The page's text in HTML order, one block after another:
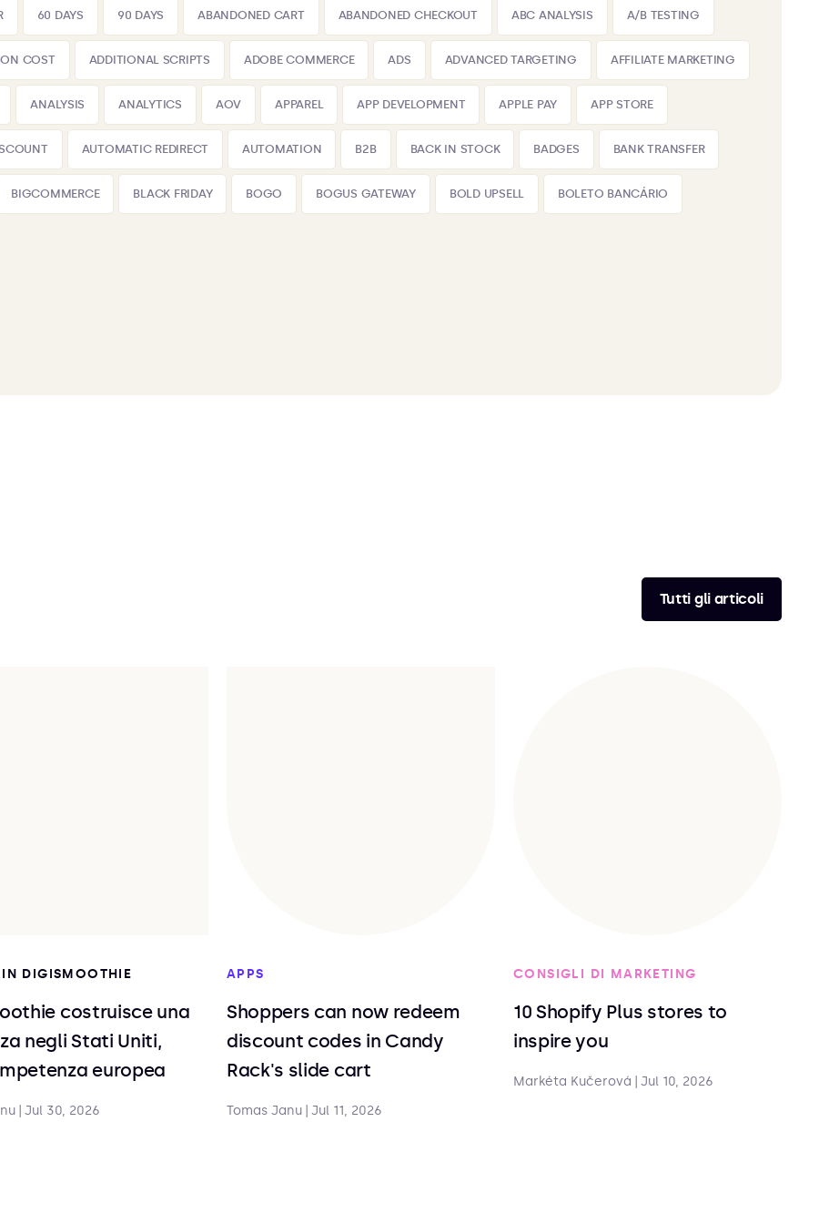
60 DAYS 90 DAYS ABANDONED CART ABANDONED CHECKOUT ABC ANALYSIS A/B TESTING
COST ADDITIONAL SCRIPTS ADOBE COMMERCE ADS ADVANCED TARGETING AFFILIATE MARKETING
ANALYSIS ANALYTICS AOV APPAREL APP DEVELOPMENT APPLE PAY APP STORE
AUTOMATIC REDIRECT AUTOMATION B2B BACK IN STOCK BADGES BANK TRANSFER
BIGCOMMERCE BLACK FRIDAY BOGO BOGUS GATEWAY BOLD UPSELL BOLETO BANCÁRIO
Tutti gli articoli
DIGISMOOTHIE
costruisce una
negli Stati Uniti,
europea
Jul 30, 2026
APPS
Shoppers can now redeem
discount codes in Candy
Rack's slide cart
Tomas Janu Jul 11, 2026
CONSIGLI DI MARKETING
10 Shopify Plus stores to
inspire you
Markéta Kučerová Jul 10, 2026